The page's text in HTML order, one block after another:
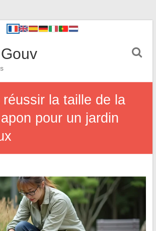
réussir la taille de la
pour un jardin